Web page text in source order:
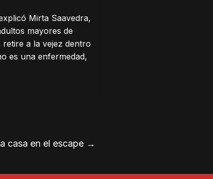
Mirta Saavedra,
mayores de
a la vejez dentro
es una enfermedad,
casa en el escape →